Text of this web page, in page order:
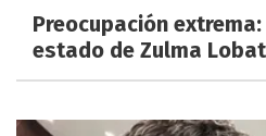
Preocupación
estado de Zulma